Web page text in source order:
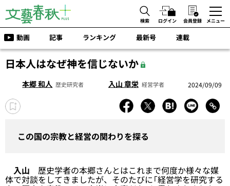
検索 ログイン 会員登録 メニュー
動画 記事 ランキング 最新号 連載
日本人はなぜ神を信じないか
本郷 和人 歴史研究者 入山 章栄 経営学者 2024/09/09
この国の宗教と経営の関わりを探る
入山 歴史学者の本郷さんとはこれまで何度か様々な媒
体で対談をしてきましたが、そのたびに「経営学を研究する